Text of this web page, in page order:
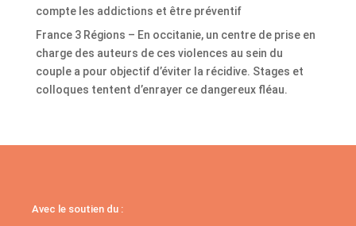
compte les addictions et être préventif
France 3 Régions – En occitanie, un centre de prise en
charge des auteurs de ces violences au sein du
couple a pour objectif d’éviter la récidive. Stages et
colloques tentent d’enrayer ce dangereux fléau.
Avec le soutien du :